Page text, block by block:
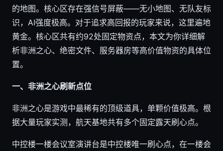
的地图。核心区存在强信号屏蔽——无小地图、无队友标
识，AI强度极高。对于追求高回报的玩家来说，这里遍地
黄金。核心区共有约92处固定物资点，本文为你详细解
析非洲之心、绝密文件、服务器房等高价值物资的具体位
置。
一、非洲之心刷新点位
非洲之心是游戏中最稀有的顶级道具，单颗价值极高。根
据大量玩家实测，航天基地共有多个固定露天刷心点。
中控楼一楼会议室演讲台是中控楼唯一刷心点，在一楼会